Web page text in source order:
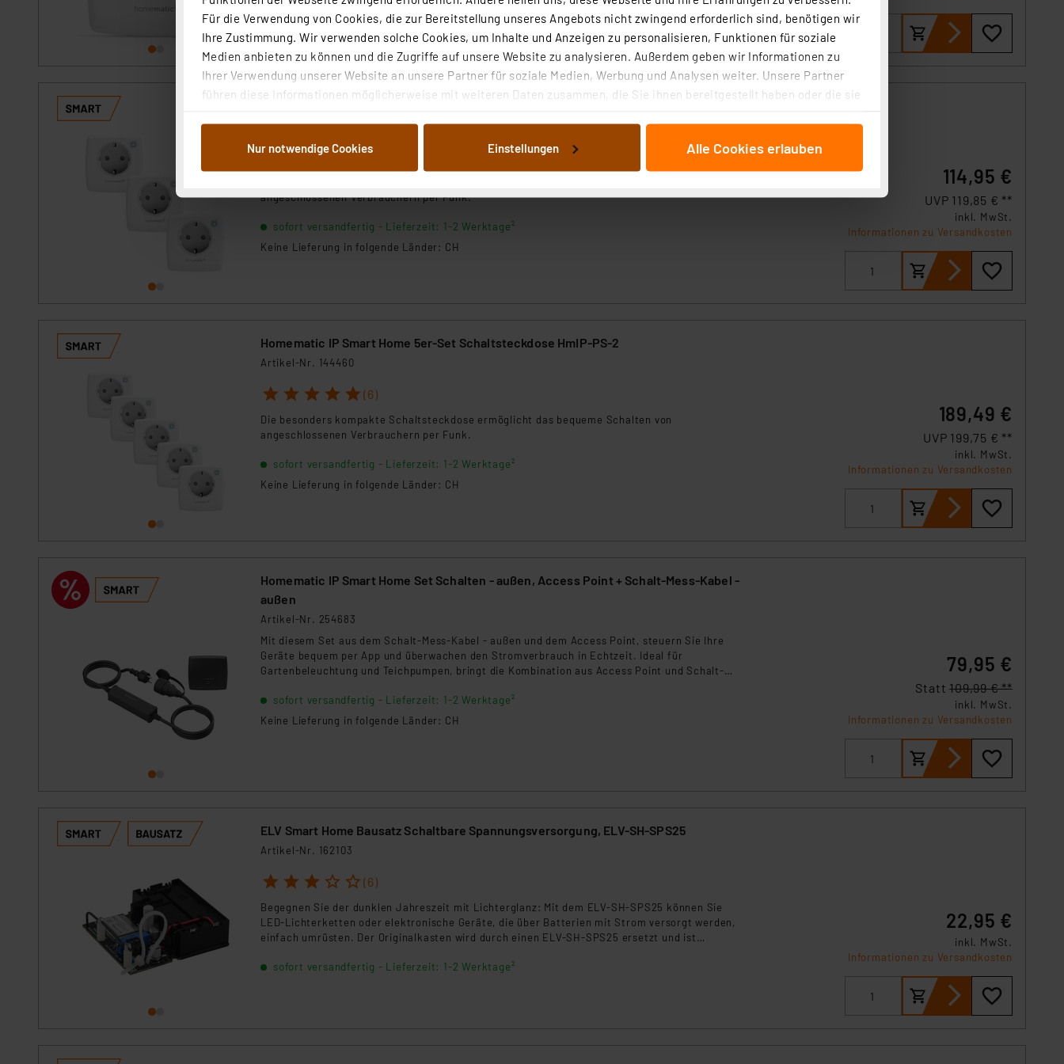
Für die Verwendung von Cookies, die zur Bereitstellung unseres Angebots nicht zwingend erforderlich sind, benötigen wir
Ihre Zustimmung. Wir verwenden solche Cookies, um Inhalte und Anzeigen zu personalisieren, Funktionen für soziale
Medien anbieten zu können und die Zugriffe auf unsere Website zu analysieren. Außerdem geben wir Informationen zu
Ihrer Verwendung unserer Website an unsere Partner für soziale Medien, Werbung und Analysen weiter. Unsere Partner
führen diese Informationen möglicherweise mit weiteren Daten zusammen, die Sie ihnen bereitgestellt haben oder die sie
Weiterverarbeitung für die nachfolgend dargestellten bzw. die von Ihnen ausgewählten Verarbeitungszwecke (Art. 6
Abs.1a DSG-VO) zu. Eine detaillierte Auflistung der einzelnen Cookies nach Zweck und Anbieter ist durch Klick auf den
ganz oder teilweise zustimmen. Ihre erteilte Zustimmung können Sie jederzeit unter dem Link „Cookie Einstellungen“
anpassen oder widerrufen. Die Rechtmäßigkeit der Speicherung, Abrufung und Weiterverarbeitung dieser Daten zur
Auswertung und Analyse bis zum Zeitpunkt des Widerrufs bleibt hiervon unberührt. Ihre Browser-Einstellungen können
Nähere Infos zu diesen Drittanbietern und zu der jeweiligen Datenübermittlung erhalten Sie in der Datenschutzerklärung.
Für die USA besteht kein Angemessenheitsbeschluss der EU. Dies bedeutet, dass die USA als Land mit unzureichendem
Daten in Überwachungsprogrammen verarbeiten, ohne dass hiergegen Klagemöglichkeiten für Europäer bestehen.
Unsere Kooperation mit diesen Dienstleistern stützt sich auf die Standarddatenschutzklauseln der Europäischen
Kommission sowie einer eigenen Beurteilung der mit der Datenübermittlung, insbesondere der Art der übermittelten
Impressum |Datenschutzerklärung
Nur notwendige Cookies Einstellungen Alle Cookies erlauben
sofort versandfertig - Lieferzeit: 1-2 Werktage²
Keine Lieferung in folgende Länder: CH
Artikel-Nr. 144459
1 2 3 4 5 (30)
angeschlossenen Verbrauchern per Funk.
sofort versandfertig - Lieferzeit: 1-2 Werktage²
Keine Lieferung in folgende Länder: CH
114,95 €
UVP 119,85 € **
inkl. MwSt.
Informationen zu Versandkosten
Homematic IP Smart Home 5er-Set Schaltsteckdose HmIP-PS-2
Artikel-Nr. 144460
1 2 3 4 5 (6)
Die besonders kompakte Schaltsteckdose ermöglicht das bequeme Schalten von
angeschlossenen Verbrauchern per Funk.
sofort versandfertig - Lieferzeit: 1-2 Werktage²
Keine Lieferung in folgende Länder: CH
189,49 €
UVP 199,75 € **
inkl. MwSt.
Informationen zu Versandkosten
Homematic IP Smart Home Set Schalten - außen, Access Point + Schalt-Mess-Kabel -
außen
Artikel-Nr. 254683
Mit diesem Set aus dem Schalt-Mess-Kabel - außen und dem Access Point, steuern Sie Ihre
Geräte bequem per App und überwachen den Stromverbrauch in Echtzeit. Ideal für
Gartenbeleuchtung und Teichpumpen, bringt die Kombination aus Access Point und Schalt-
Homematic IP Geräte und sorgt für eine stabile Funkverbindung im gesamten Zuhause.
sofort versandfertig - Lieferzeit: 1-2 Werktage²
Keine Lieferung in folgende Länder: CH
79,95 €
Statt109,99 € **
inkl. MwSt.
Informationen zu Versandkosten
ELV Smart Home Bausatz Schaltbare Spannungsversorgung, ELV-SH-SPS25
Artikel-Nr. 162103
1 2 3 4 5 (6)
Begegnen Sie der dunklen Jahreszeit mit Lichterglanz: Mit dem ELV-SH-SPS25 können Sie
LED-Lichterketten oder elektronische Geräte, die über Batterien mit Strom versorgt werden,
einfach umrüsten. Der Originalkasten wird durch einen ELV-SH-SPS25 ersetzt und ist
Dies und die verschiedenen Timer-Funktionen sind ideal für Lichtdekorationen im
sofort versandfertig - Lieferzeit: 1-2 Werktage²
22,95 €
inkl. MwSt.
Informationen zu Versandkosten